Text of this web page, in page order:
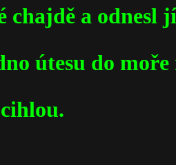
chajdě a odnesl
útesu do moře